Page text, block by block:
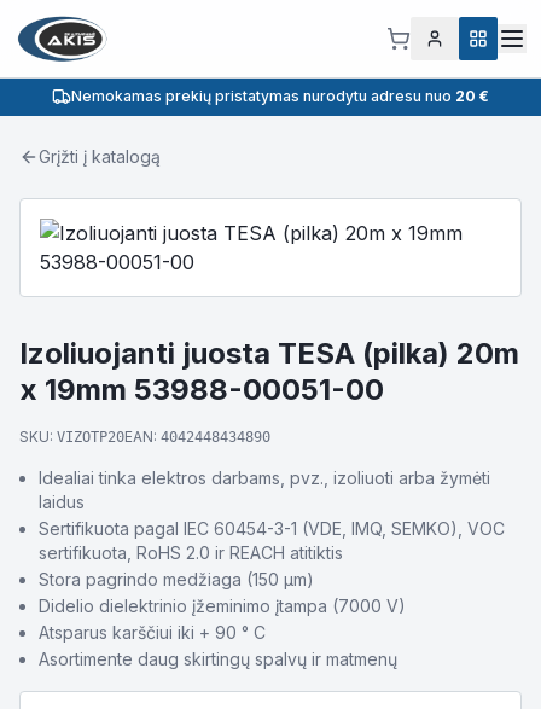
Nemokamas prekių pristatymas nurodytu adresu nuo 20 €
Grįžti į katalogą
Izoliuojanti juosta TESA (pilka) 20m
x 19mm 53988-00051-00
SKU: VIZOTP20EAN: 4042448434890
Idealiai tinka elektros darbams, pvz., izoliuoti arba žymėti
laidus
Sertifikuota pagal IEC 60454-3-1 (VDE, IMQ, SEMKO), VOC
sertifikuota, RoHS 2.0 ir REACH atitiktis
Stora pagrindo medžiaga (150 μm)
Didelio dielektrinio įžeminimo įtampa (7000 V)
Atsparus karščiui iki + 90 ° C
Asortimente daug skirtingų spalvų ir matmenų